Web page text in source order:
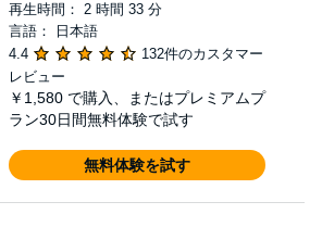
再生時間： 2 時間 33 分
言語： 日本語
4.4
132件のカスタマー
レビュー
￥1,580 で購入、またはプレミアムプ
ラン30日間無料体験で試す
無料体験を試す